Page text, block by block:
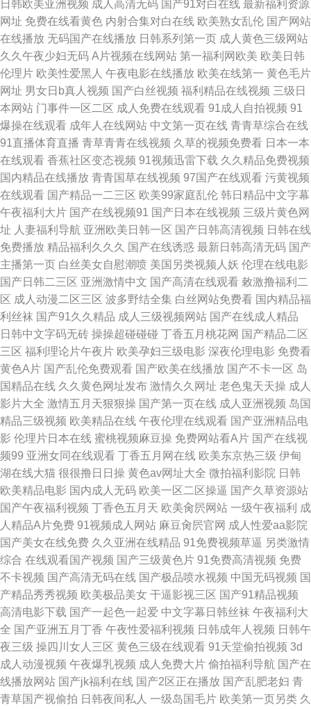
欧美免费性受视频 国产精品久久艹 91精彩视频久久 国产极品黑料自拍 三级
一级国产日本 九一免费视频观看 99艹99艹 欧美性爱视频一区二区 五月天婷
婷亚洲色图 男人的天堂黄 国产精品自拍在线观看 91嫩国产线观 国产自产23
区 熟女中文字幕在线观看 久久国产精三级 www操草激情 日本狼人社 亚洲国
产成人极品综合 欧美涩逼 国产中文字幕第一页 97总资源视频下载 欧美亚洲
在线偷拍 在线自慰 欧美瑟瑟网站 黄色视wW 91网站久久 人人性人人艹 一区
传媒视频在线观看 欧美日韩国产在线网址 国产精品熟女久久 91官网最新地
址 超碰97人妻 日韩中文字 九九在线精品国产的 福利影剧六区 91白虎免费看
99热综合蜜桃51 日本蜜桃网 激情主播丁香月 91偷拍福利 麻豆传媒91影院
午夜剧场褔利 麻豆羞羞网站 国产精品尤物 91啪啪啪 久久99精品视频区 婷婷
丁香一区二区三区 老司机午夜AV 成人久久国际 91cn伦理福利 99操 日韩精
品国产精久久 精品在线免费观看AV 爱草啪啪视频 五马一区三区一区二区视
频 中文字幕第八页 日本伊人色欲久久网 精品色导航网站 成人影视777av 91
官网破解版 久久综合BBw 午夜成人抖阴免费 蜜臀av2区 国产操逼免费看 91
刺激视频
日韩欧美亚洲视频 成人高清无码 国产91对白在线 最新福利资源
网址 免费在线看黄色 内射合集对白在线 欧美熟女乱伦 国产网站
在线播放 无码国产在线播放 日韩系列第一页 成人黄色三级网站
久久午夜少妇无码 A片视频在线网站 第一福利网欧美 欧美日韩
伦理片 欧美性爱黑人 午夜电影在线播放 欧美在线第一 黄色毛片
网址 男女日b真人视频 国产白丝视频 福利精品在线视频 三级日
本网站 门事件一区二区 成人免费在线观看 91成人自拍视频 91
爆操在线观看 成年人在线网站 中文第一页在线 青青草综合在线
91直播体育直播 青草青青在线视频 久草的视频免费看 日本一本
在线观看 香蕉社区变态视频 91视频迅雷下载 久久精品免费视频
国内精品在线播放 青青国草在线视频 97国产在线观看 污黄视频
在线观看 国产精品一二三区 欧美99家庭乱伦 韩日精品中文字幕
午夜福利大片 国产在线视频91 国产日本在线视频 三级片黄色网
址 人妻福利导航 亚洲欧美日韩一区 国产日韩高清视频 日韩在线
免费播放 精品福利久久久 国产在线诱惑 最新日韩高清无码 国产
主播第一页 白丝美女自慰潮喷 美国另类视频人妖 伦理在线电影
国产日韩二三区 亚洲激情中文 国产高清在线观看 敕激撸福利二
区 成人动漫二区三区 波多野结全集 白丝网站免费看 国内精品福
利丝袜 国产91久久精品 成人三级视频网站 国产在线成人精品
日韩中文字码无砖 操操超碰碰碰 丁香五月桃花网 国产精品二区
三区 福利理论片午夜片 欧美孕妇三级电影 深夜伦理电影 免费看
黄色A片 国产乱伦免费观看 国产欧美在线播放 国产不卡一区 岛
国精品在线 久久黄色网址发布 激情久久网址 老色鬼天天操 成人
影片大全 激情五月天狠狠操 国产第一页在线 成人亚洲视频 岛国
精品三级视频 欧美精品在线 午夜伦理在线观看 国产亚洲精品电
影 伦理片日本在线 蜜桃视频麻豆操 免费网站看A片 国产在线视
频99 亚洲女同在线观看 丁香五月网在线 欧美东京热三级 伊甸
湖在线大猫 很很撸日日操 黄色av网址大全 微拍福利影院 日韩
欧美精品电影 国内成人无码 欧美一区二区操逼 国产久草资源站
国产午夜福利视频 丁香色五月天 欧美肏屄网站 一级午夜福利 成
人精品A片免费 91视频成人网站 麻豆肏屄官网 成人性爱aa影院
国产美女在线免费 久久亚洲在线精品 91免费视频草逼 另类激情
综合 在线观看国产视频 国产三级黄色片 91免费高清视频 免费
不卡视频 国产高清无码在线 国产极品喷水视频 中国无码视频 国
产精品秀秀视频 欧美极品美女 干逼影视三区 国产91精品视频
高清电影下载 国产一起色一起爱 中文字幕日韩丝袜 午夜福利大
全 国产亚洲五月丁香 午夜性爱福利视频 日韩成年人视频 日韩午
夜三级 操四川女人三区 黄色三级在线观看 91天堂偷拍视频 3d
成人动漫视频 午夜爆乳视频 成人免费大片 偷拍福利导航 国产在
线播放网站 国产jk福利在线 国产2区正在播放 国产乱肥老妇 青
青草国产视偷拍 日韩夜间私人 一级岛国毛片 欧美第一页另类 久